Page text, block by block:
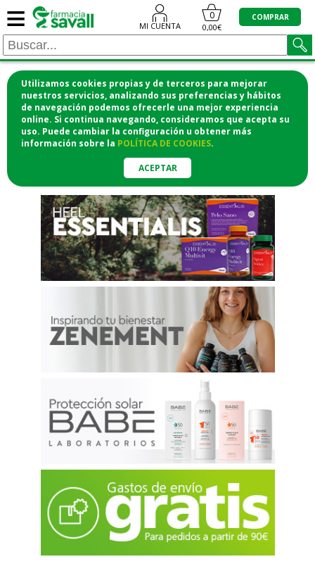
Utilizamos cookies propias y de terceros para mejorar
nuestros servicios, analizando sus preferencias y hábitos
de navegación podemos ofrecerle una mejor experiencia
online. Si continua navegando, consideramos que acepta su
uso. Puede cambiar la configuración u obtener más
información sobre la POLÍTICA DE COOKIES.
ACEPTAR
≡ MI CUENTA
0
0,00€
COMPRAR
¡COMPRA CÓMODAMENTE
DESDE CASA Y RECOGE EN LA
FARMACIA!o si lo prefieres te lo mandamos
a casa